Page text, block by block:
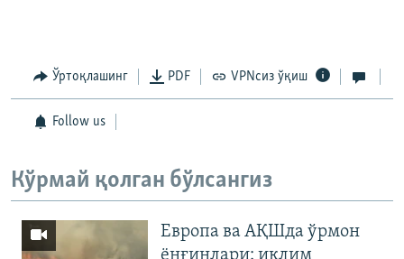
1080p
Ўртоқлашинг PDF VPNсиз ўқиш
Follow us
Кўрмай қолган бўлсангиз
Европа ва АҚШда ўрмон
ёнғинлари: иқлим